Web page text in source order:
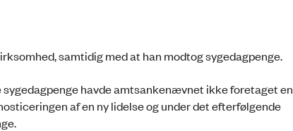
samtidig med at han modtog sygedagpenge.
havde amtsankenævnet ikke foretaget en
af en ny lidelse og under det efterfølgende